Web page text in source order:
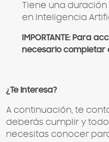
Tiene una duración
en Inteligencia
IMPORTANTE: Para
necesario completar
¿Te interesa?
A continuación, te
deberás cumplir y
necesitas conocer